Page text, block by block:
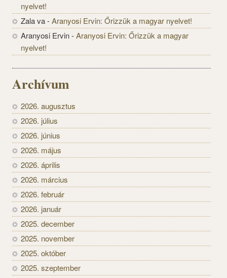
nyelvet!
Zala va-Aranyosi Ervin: Őrizzük a magyar nyelvet!
Aranyosi Ervin-Aranyosi Ervin: Őrizzük a magyar
nyelvet!
Archívum
2026. augusztus
2026. július
2026. június
2026. május
2026. április
2026. március
2026. február
2026. január
2025. december
2025. november
2025. október
2025. szeptember